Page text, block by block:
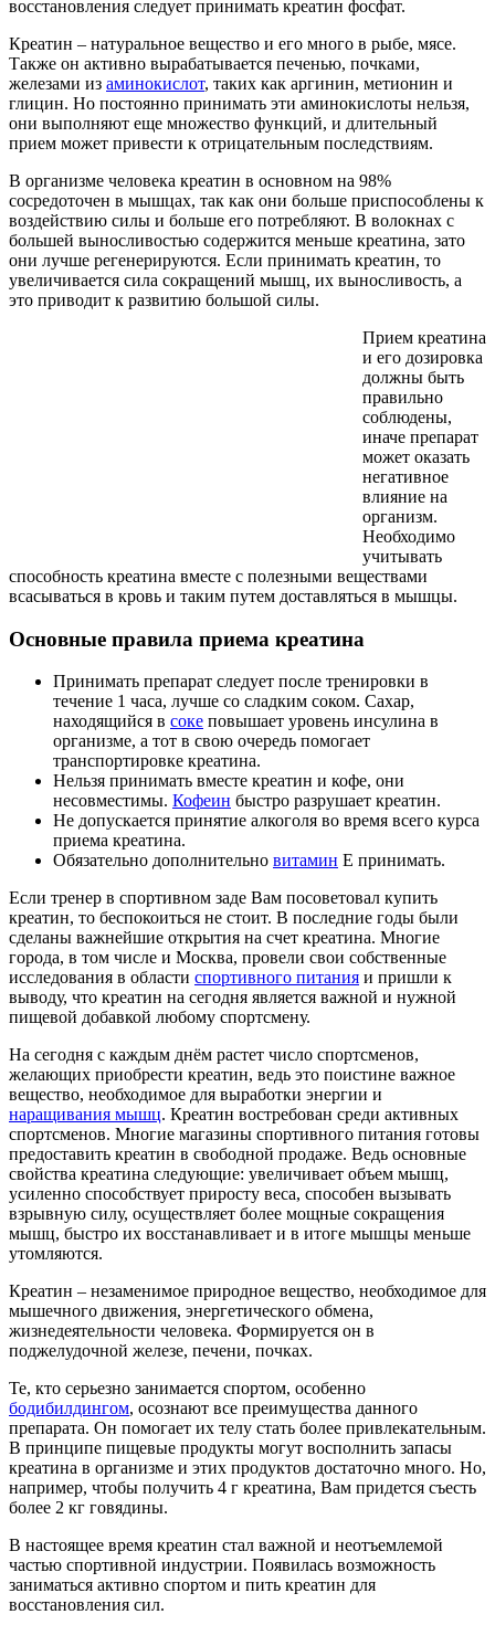
восстановления следует принимать креатин фосфат.
Креатин – натуральное вещество и его много в рыбе, мясе.
Также он активно вырабатывается печенью, почками,
железами из аминокислот, таких как аргинин, метионин и
глицин. Но постоянно принимать эти аминокислоты нельзя,
они выполняют еще множество функций, и длительный
прием может привести к отрицательным последствиям.
В организме человека креатин в основном на 98%
сосредоточен в мышцах, так как они больше приспособлены к
воздействию силы и больше его потребляют. В волокнах с
большей выносливостью содержится меньше креатина, зато
они лучше регенерируются. Если принимать креатин, то
увеличивается сила сокращений мышц, их выносливость, а
это приводит к развитию большой силы.
Прием креатина
и его дозировка
должны быть
правильно
соблюдены,
иначе препарат
может оказать
негативное
влияние на
организм.
Необходимо
учитывать
способность креатина вместе с полезными веществами
всасываться в кровь и таким путем доставляться в мышцы.
Основные правила приема креатина
Принимать препарат следует после тренировки в
течение 1 часа, лучше со сладким соком. Сахар,
находящийся в соке повышает уровень инсулина в
организме, а тот в свою очередь помогает
транспортировке креатина.
Нельзя принимать вместе креатин и кофе, они
несовместимы. Кофеин быстро разрушает креатин.
Не допускается принятие алкоголя во время всего курса
приема креатина.
Обязательно дополнительно витамин Е принимать.
Если тренер в спортивном заде Вам посоветовал купить
креатин, то беспокоиться не стоит. В последние годы были
сделаны важнейшие открытия на счет креатина. Многие
города, в том числе и Москва, провели свои собственные
исследования в области спортивного питания и пришли к
выводу, что креатин на сегодня является важной и нужной
пищевой добавкой любому спортсмену.
На сегодня с каждым днём растет число спортсменов,
желающих приобрести креатин, ведь это поистине важное
вещество, необходимое для выработки энергии и
наращивания мышц. Креатин востребован среди активных
спортсменов. Многие магазины спортивного питания готовы
предоставить креатин в свободной продаже. Ведь основные
свойства креатина следующие: увеличивает объем мышц,
усиленно способствует приросту веса, способен вызывать
взрывную силу, осуществляет более мощные сокращения
мышц, быстро их восстанавливает и в итоге мышцы меньше
утомляются.
Креатин – незаменимое природное вещество, необходимое для
мышечного движения, энергетического обмена,
жизнедеятельности человека. Формируется он в
поджелудочной железе, печени, почках.
Те, кто серьезно занимается спортом, особенно
бодибилдингом, осознают все преимущества данного
препарата. Он помогает их телу стать более привлекательным.
В принципе пищевые продукты могут восполнить запасы
креатина в организме и этих продуктов достаточно много. Но,
например, чтобы получить 4 г креатина, Вам придется съесть
более 2 кг говядины.
В настоящее время креатин стал важной и неотъемлемой
частью спортивной индустрии. Появилась возможность
заниматься активно спортом и пить креатин для
восстановления сил.